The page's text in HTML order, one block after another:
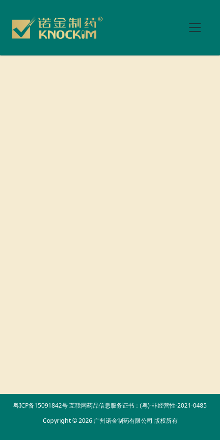
粤ICP备15091842号互联网药品信息服务证书：(粤)-非经营性-2021-0485
Copyright © 2026 广州诺金制药有限公司 版权所有